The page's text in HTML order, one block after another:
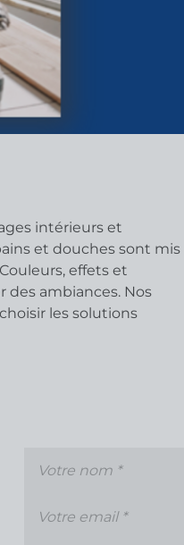
intérieurs et
et douches sont mis
effets et
ambiances. Nos
les solutions